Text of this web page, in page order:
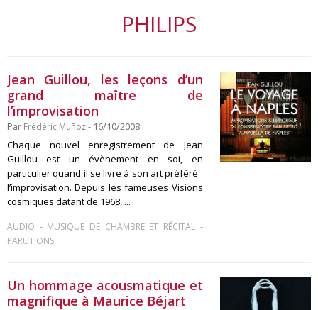
PHILIPS
Jean Guillou, les leçons d’un
grand maître de
l’improvisation
Par Frédéric Muñoz- 16/10/2008
Chaque nouvel enregistrement de Jean
Guillou est un évènement en soi, en
particulier quand il se livre à son art préféré :
l’improvisation. Depuis les fameuses Visions
cosmiques datant de 1968, ...
AUDIO - MUSIQUE DE CHAMBRE ET RÉCITAL-
PARUTIONS
Un hommage acousmatique et
magnifique à Maurice Béjart